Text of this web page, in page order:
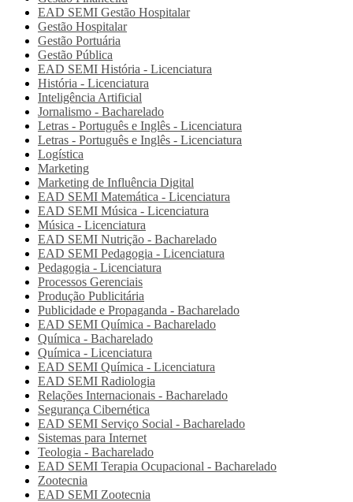
EAD SEMI Gestão Hospitalar
Gestão Hospitalar
Gestão Portuária
Gestão Pública
EAD SEMI História - Licenciatura
História - Licenciatura
Inteligência Artificial
Jornalismo - Bacharelado
Letras - Português e Inglês - Licenciatura
Letras - Português e Inglês - Licenciatura
Logística
Marketing
Marketing de Influência Digital
EAD SEMI Matemática - Licenciatura
EAD SEMI Música - Licenciatura
Música - Licenciatura
EAD SEMI Nutrição - Bacharelado
EAD SEMI Pedagogia - Licenciatura
Pedagogia - Licenciatura
Processos Gerenciais
Produção Publicitária
Publicidade e Propaganda - Bacharelado
EAD SEMI Química - Bacharelado
Química - Bacharelado
Química - Licenciatura
EAD SEMI Química - Licenciatura
EAD SEMI Radiologia
Relações Internacionais - Bacharelado
Segurança Cibernética
EAD SEMI Serviço Social - Bacharelado
Sistemas para Internet
Teologia - Bacharelado
EAD SEMI Terapia Ocupacional - Bacharelado
Zootecnia
EAD SEMI Zootecnia